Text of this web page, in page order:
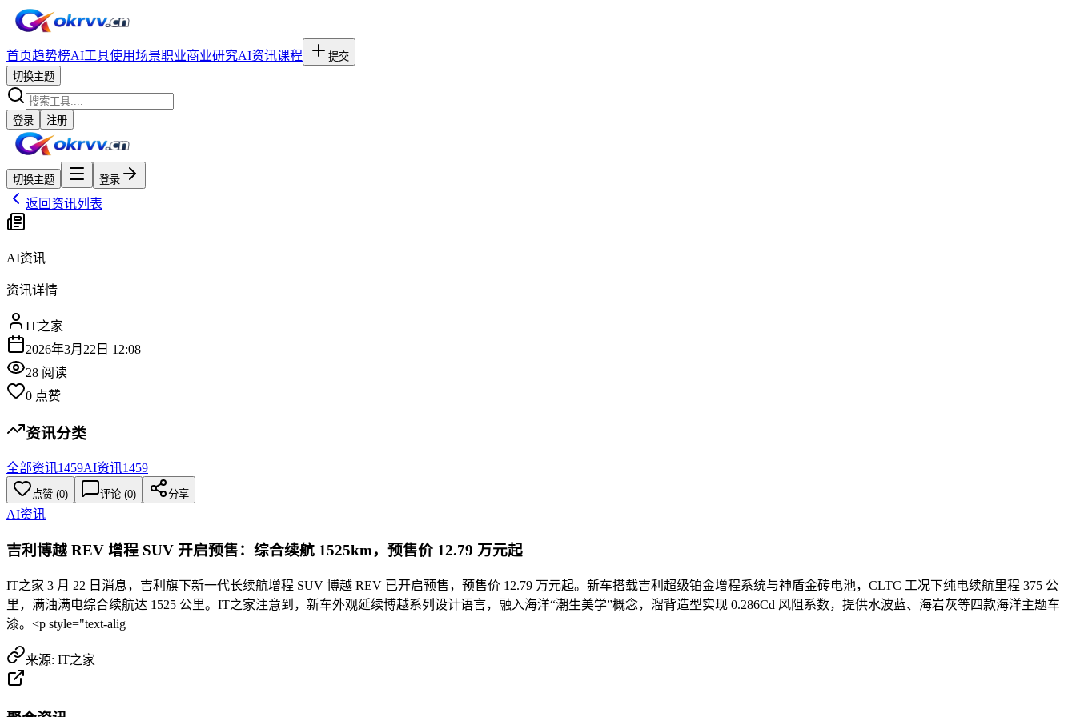
首页趋势榜AI工具使用场景职业商业研究AI资讯课程
提交
切换主题
登录 注册
切换主题 登录
返回资讯列表
AI资讯
资讯详情
IT之家
2026年3月22日 12:08
28 阅读
0 点赞
资讯分类
全部资讯1459AI资讯1459
点赞 (0) 评论 (0) 分享
AI资讯
吉利博越 REV 增程 SUV 开启预售：综合续航 1525km，预售价 12.79 万元起
IT之家 3 月 22 日消息，吉利旗下新一代长续航增程 SUV 博越 REV 已开启预售，预售价 12.79 万元起。新车搭载吉利超级铂金增程系统与神盾金砖电池，CLTC 工况下纯电续航里程 375 公
里，满油满电综合续航达 1525 公里。IT之家注意到，新车外观延续博越系列设计语言，融入海洋“潮生美学”概念，溜背造型实现 0.286Cd 风阻系数，提供水波蓝、海岩灰等四款海洋主题车
漆。<p style="text-alig
来源: IT之家